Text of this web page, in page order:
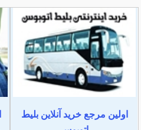
اولین مرجع خرید آنلاین بلیط